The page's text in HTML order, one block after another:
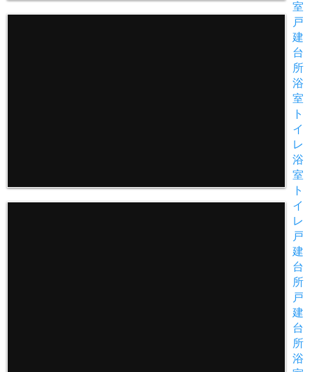
室
戸
建
台
所
浴
室
ト
イ
レ
浴
室
ト
イ
レ
戸
建
台
所
戸
建
台
所
浴